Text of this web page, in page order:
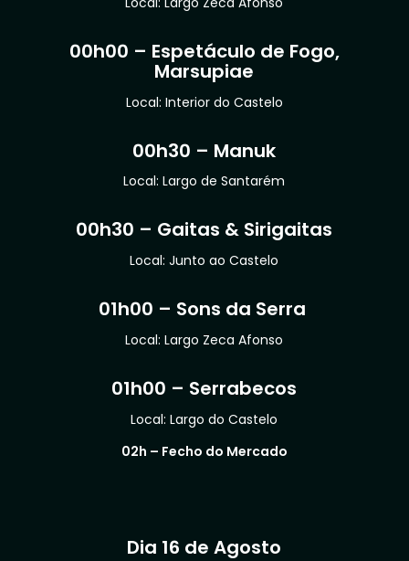
00h00 – Espetáculo de Fogo,
Marsupiae
Local: Interior do Castelo
00h30 – Manuk
Local: Largo de Santarém
00h30 – Gaitas & Sirigaitas
Local: Junto ao Castelo
01h00 – Sons da Serra
Local: Largo Zeca Afonso
01h00 – Serrabecos
Local: Largo do Castelo
02h – Fecho do Mercado
Dia 16 de Agosto